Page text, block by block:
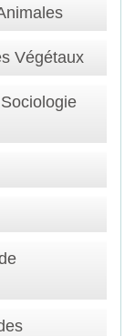
Végétaux